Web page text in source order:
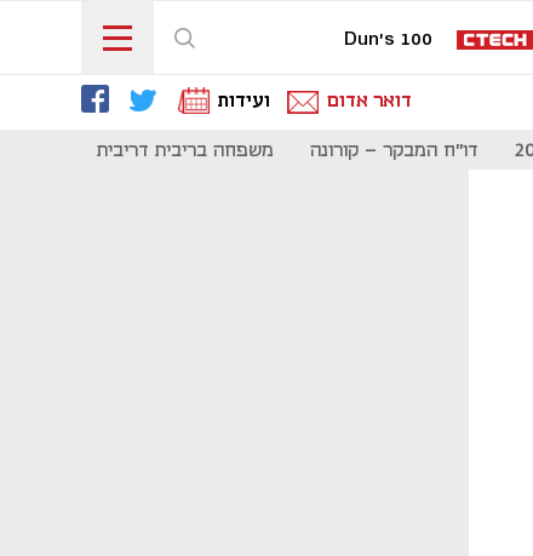
Dun's 100
דואר אדום ועידות
דו"ח המבקר - קורונה משפחה בריבית דריבית